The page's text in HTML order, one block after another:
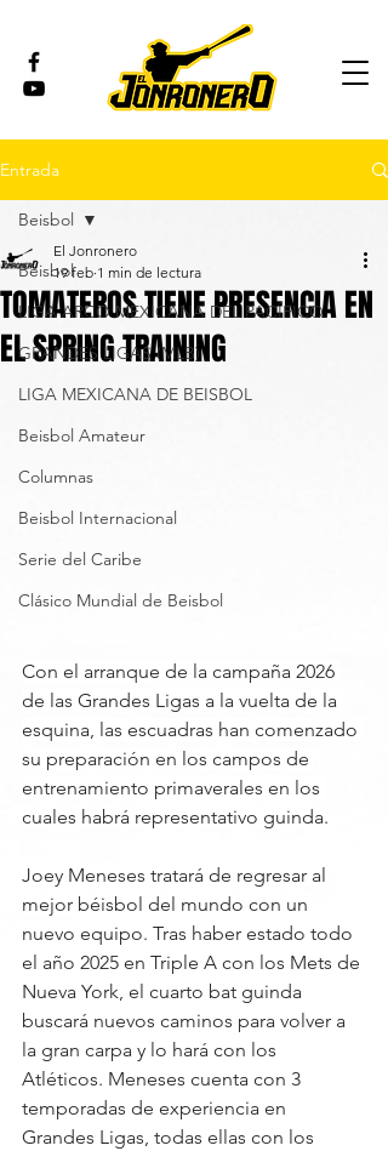
Entrada
Beisbol
LIGA ARCO MEXICANA DEL PACÍFICO
GRANDES LIGAS (MLB)
LIGA MEXICANA DE BEISBOL
Beisbol Amateur
Columnas
Beisbol Internacional
Serie del Caribe
Clásico Mundial de Beisbol
Beisbol
TOMATEROS TIENE PRESENCIA EN
EL SPRING TRAINING
El Jonronero
19 feb 1 min de lectura
Con el arranque de la campaña 2026
de las Grandes Ligas a la vuelta de la
esquina, las escuadras han comenzado
su preparación en los campos de
entrenamiento primaverales en los
cuales habrá representativo guinda.
Joey Meneses tratará de regresar al
mejor béisbol del mundo con un
nuevo equipo. Tras haber estado todo
el año 2025 en Triple A con los Mets de
Nueva York, el cuarto bat guinda
buscará nuevos caminos para volver a
la gran carpa y lo hará con los
Atléticos. Meneses cuenta con 3
temporadas de experiencia en
Grandes Ligas, todas ellas con los